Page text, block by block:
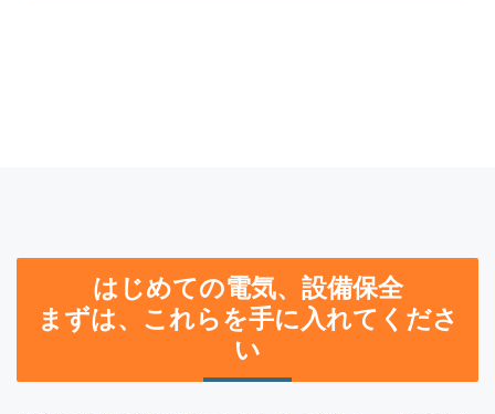
はじめての電気、設備保全
まずは、これらを手に入れてくださ
い